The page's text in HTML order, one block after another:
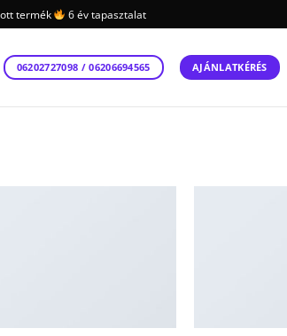
termék 6 év tapasztalat
06202727098 / 06206694565 AJÁNLATKÉRÉS